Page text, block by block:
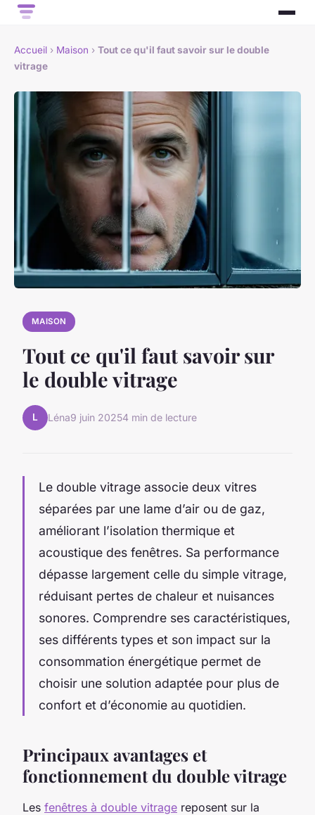
Accueil › Maison › Tout ce qu'il faut savoir sur le double
vitrage
MAISON
Tout ce qu'il faut savoir sur
le double vitrage
L Léna9 juin 20254 min de lecture
Le double vitrage associe deux vitres
séparées par une lame d’air ou de gaz,
améliorant l’isolation thermique et
acoustique des fenêtres. Sa performance
dépasse largement celle du simple vitrage,
réduisant pertes de chaleur et nuisances
sonores. Comprendre ses caractéristiques,
ses différents types et son impact sur la
consommation énergétique permet de
choisir une solution adaptée pour plus de
confort et d’économie au quotidien.
Principaux avantages et
fonctionnement du double vitrage
Les fenêtres à double vitrage reposent sur la